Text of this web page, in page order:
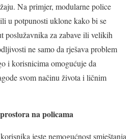
Na primjer, modularne police
u potpunosti uklone kako bi se
poslužavnika za zabave ili velikih
ne samo da rješava problem
i korisnicima omogućuje da
svom načinu života i ličnim
na policama
jeste nemogućnost smještanja